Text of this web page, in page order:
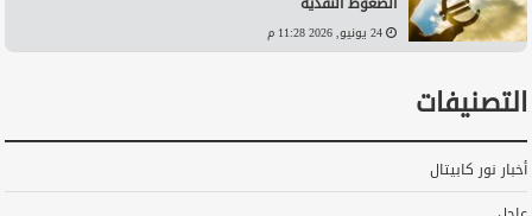
24 يونيو, 2026 11:28 م
التصنيفات
أخبار نور كابيتال